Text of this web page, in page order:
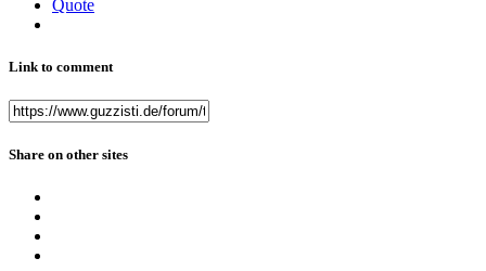
Quote
Link to comment
Share on other sites